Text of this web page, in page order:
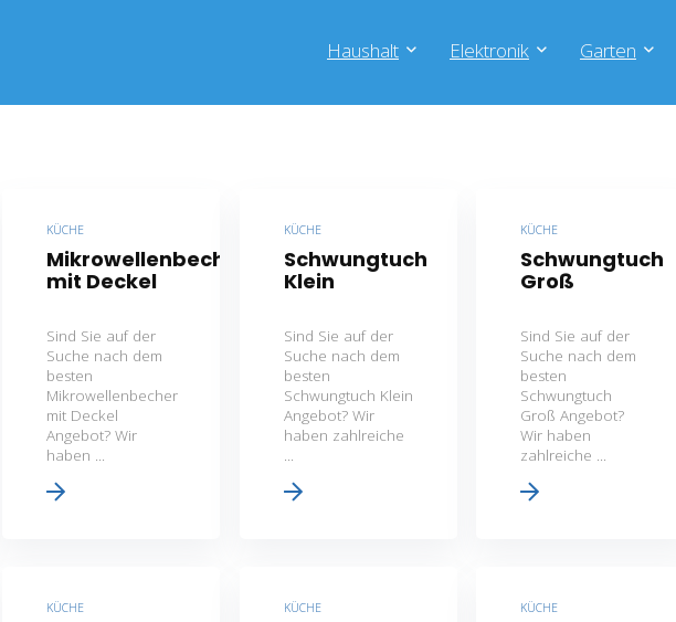
Haushalt Elektronik Garten
KÜCHE
Mikrowellenbecher
mit Deckel
Sind Sie auf der
Suche nach dem
besten
Mikrowellenbecher
mit Deckel
Angebot? Wir
haben ...
KÜCHE
Schwungtuch
Klein
Sind Sie auf der
Suche nach dem
besten
Schwungtuch Klein
Angebot? Wir
haben zahlreiche
...
KÜCHE
Schwungtuch
Groß
Sind Sie auf der
Suche nach dem
besten
Schwungtuch
Groß Angebot?
Wir haben
zahlreiche ...
KÜCHE KÜCHE KÜCHE